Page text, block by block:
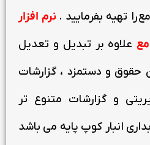
را تهیه بفرمایید . نرم افزار
علاوه بر تبدیل و تعدیل
حقوق و دستمزد ، گزارشات
و گزارشات متنوع تر
انبار کوپ پایه می باشد